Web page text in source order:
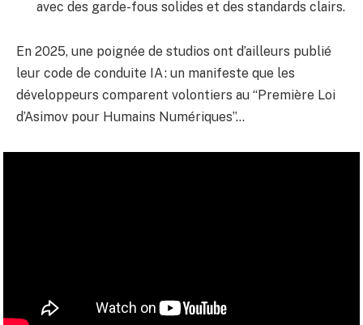
avec des garde-fous solides et des standards clairs.
En 2025, une poignée de studios ont d’ailleurs publié
leur code de conduite IA : un manifeste que les
développeurs comparent volontiers au “Première Loi
d’Asimov pour Humains Numériques”…